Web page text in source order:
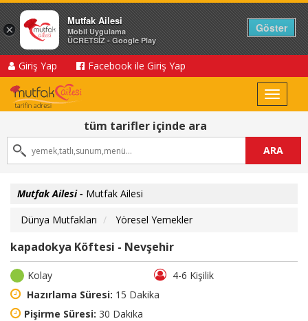
Giriş Yap Facebook ile Giriş Yap
Toggle
tüm tarifler içinde ara
ARA
Mutfak Ailesi - Mutfak Ailesi
Dünya Mutfakları
Yöresel Yemekler
kapadokya Köftesi - Nevşehir
Kolay
4-6 Kişilik
Hazırlama Süresi: 15 Dakika
Pişirme Süresi: 30 Dakika
×
Mutfak Ailesi
Mobil Uygulama
ÜCRETSİZ - Google Play
Göster